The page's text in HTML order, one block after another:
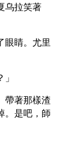
乌拉笑著
眼睛。尤里
帶著那樣渣
。是吧，師